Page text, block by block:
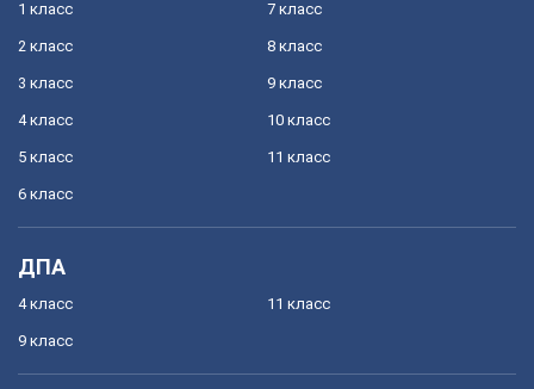
1 класс
2 класс
3 класс
4 класс
5 класс
6 класс
7 класс
8 класс
9 класс
10 класс
11 класс
ДПА
4 класс
9 класс
11 класс